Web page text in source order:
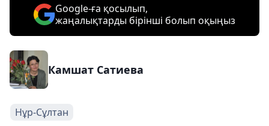
Google-ға қосылып,
жаңалықтарды бірінші болып оқыңыз
Камшат Сатиева
Нұр-Сұлтан